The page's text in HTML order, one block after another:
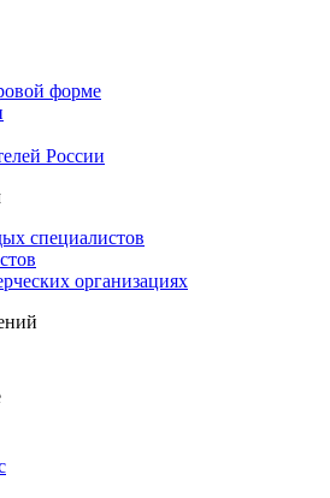
форме
России
специалистов
организациях